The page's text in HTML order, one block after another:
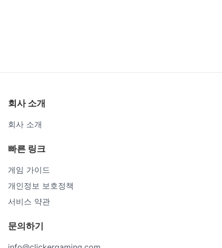
회사 소개
회사 소개
빠른 링크
게임 가이드
개인정보 보호정책
서비스 약관
문의하기